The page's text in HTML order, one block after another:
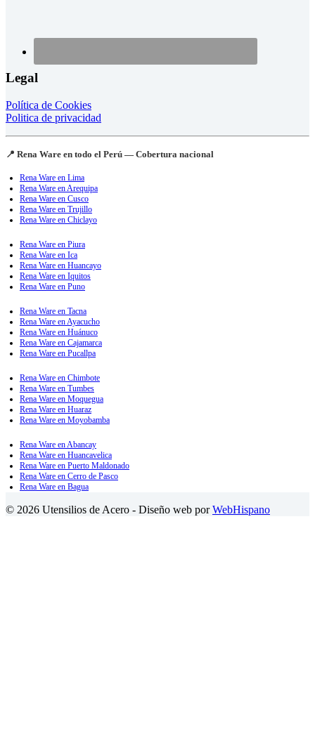
Legal
Política de Cookies
Politica de privacidad
📍 Rena Ware en todo el Perú — Cobertura nacional
Rena Ware en Lima
Rena Ware en Arequipa
Rena Ware en Cusco
Rena Ware en Trujillo
Rena Ware en Chiclayo
Rena Ware en Piura
Rena Ware en Ica
Rena Ware en Huancayo
Rena Ware en Iquitos
Rena Ware en Puno
Rena Ware en Tacna
Rena Ware en Ayacucho
Rena Ware en Huánuco
Rena Ware en Cajamarca
Rena Ware en Pucallpa
Rena Ware en Chimbote
Rena Ware en Tumbes
Rena Ware en Moquegua
Rena Ware en Huaraz
Rena Ware en Moyobamba
Rena Ware en Abancay
Rena Ware en Huancavelica
Rena Ware en Puerto Maldonado
Rena Ware en Cerro de Pasco
Rena Ware en Bagua
© 2026 Utensilios de Acero - Diseño web porWebHispano